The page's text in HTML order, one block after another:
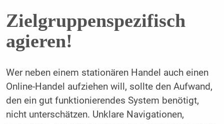
Zielgruppenspezifisch
agieren!
Wer neben einem stationären Handel auch einen
Online-Handel aufziehen will, sollte den Aufwand,
den ein gut funktionierendes System benötigt,
nicht unterschätzen. Unklare Navigationen,